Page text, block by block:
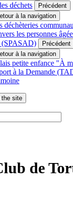
déchets
Précédent
à la navigation
déchèteries
les personnes
(SPASAD)
Précédent
à la navigation
petite enfance "À
à la Demande
the site
de